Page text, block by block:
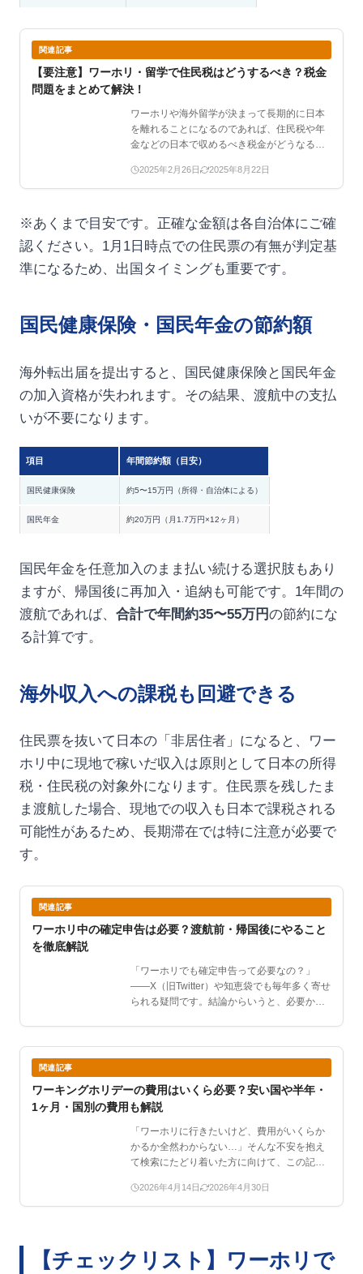
関連記事
【要注意】ワーホリ・留学で住民税はどうするべき？税金
問題をまとめて解決！
ワーホリや海外留学が決まって長期的に日本
を離れることになるのであれば、住民税や年
金などの日本で収めるべき税金がどうなるか
2025年2月26日 2025年8月22日
※あくまで目安です。正確な金額は各自治体にご確
認ください。1月1日時点での住民票の有無が判定基
準になるため、出国タイミングも重要です。
国民健康保険・国民年金の節約額
海外転出届を提出すると、国民健康保険と国民年金
の加入資格が失われます。その結果、渡航中の支払
いが不要になります。
項目 年間節約額（目安）
国民健康保険 約5〜15万円（所得・自治体による）
国民年金 約20万円（月1.7万円×12ヶ月）
国民年金を任意加入のまま払い続ける選択肢もあり
ますが、帰国後に再加入・追納も可能です。1年間の
渡航であれば、 合計で年間約35〜55万円の節約にな
る計算です。
海外収入への課税も回避できる
住民票を抜いて日本の「非居住者」になると、ワー
ホリ中に現地で稼いだ収入は原則として日本の所得
税・住民税の対象外になります。住民票を残したま
ま渡航した場合、現地での収入も日本で課税される
可能性があるため、長期滞在では特に注意が必要で
す。
関連記事
ワーホリ中の確定申告は必要？渡航前・帰国後にやること
を徹底解説
「ワーホリでも確定申告って必要なの？」
——X（旧Twitter）や知恵袋でも毎年多く寄せ
られる疑問です。結論からいうと、必要かど
関連記事
ワーキングホリデーの費用はいくら必要？安い国や半年・
1ヶ月・国別の費用も解説
「ワーホリに行きたいけど、費用がいくらか
かるか全然わからない…」そんな不安を抱え
て検索にたどり着いた方に向けて、この記事
2026年4月14日 2026年4月30日
【チェックリスト】ワーホリで